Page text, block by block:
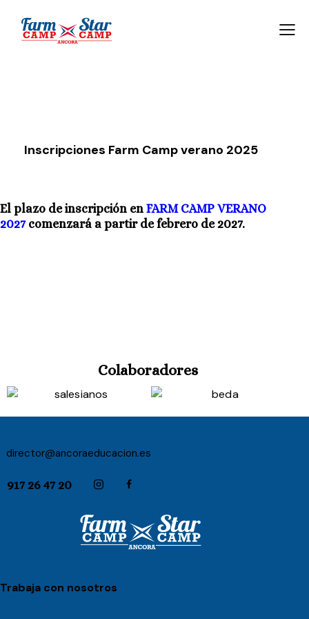
Inscripciones Farm Camp verano 2025
El plazo de inscripción en FARM CAMP VERANO
2027 comenzará a partir de febrero de 2027.
Colaboradores
director@ancoraeducacion.es
917 26 47 20
Trabaja con nosotros